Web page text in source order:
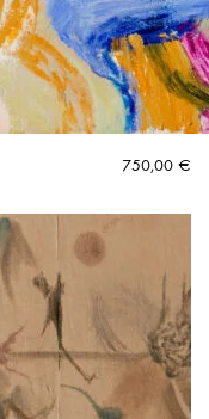
750,00 €